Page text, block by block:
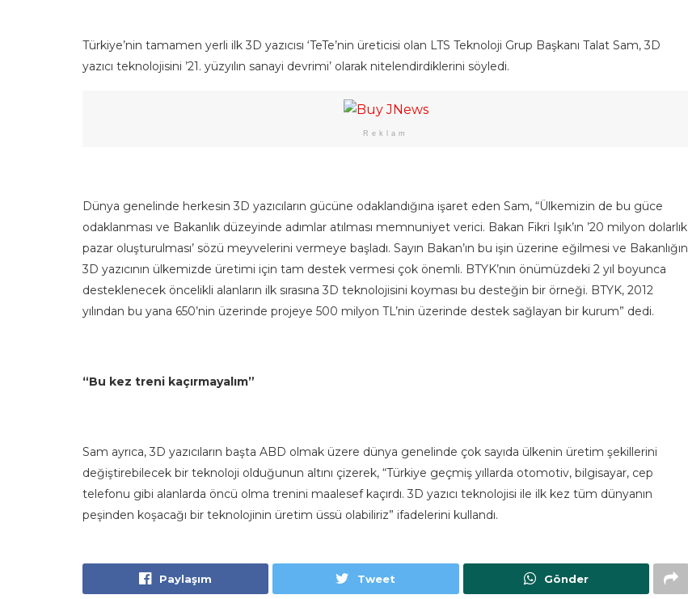
Türkiye’nin tamamen yerli ilk 3D yazıcısı ‘TeTe’nin üreticisi olan LTS Teknoloji Grup Başkanı Talat Sam, 3D
yazıcı teknolojisini ’21. yüzyılın sanayi devrimi’ olarak nitelendirdiklerini söyledi.
Reklam
Dünya genelinde herkesin 3D yazıcıların gücüne odaklandığına işaret eden Sam, “Ülkemizin de bu güce
odaklanması ve Bakanlık düzeyinde adımlar atılması memnuniyet verici. Bakan Fikri Işık’ın ’20 milyon dolarlık
pazar oluşturulması’ sözü meyvelerini vermeye başladı. Sayın Bakan’ın bu işin üzerine eğilmesi ve Bakanlığın
3D yazıcının ülkemizde üretimi için tam destek vermesi çok önemli. BTYK’nın önümüzdeki 2 yıl boyunca
desteklenecek öncelikli alanların ilk sırasına 3D teknolojisini koyması bu desteğin bir örneği. BTYK, 2012
yılından bu yana 650’nin üzerinde projeye 500 milyon TL’nin üzerinde destek sağlayan bir kurum” dedi.
“Bu kez treni kaçırmayalım”
Sam ayrıca, 3D yazıcıların başta ABD olmak üzere dünya genelinde çok sayıda ülkenin üretim şekillerini
değiştirebilecek bir teknoloji olduğunun altını çizerek, “Türkiye geçmiş yıllarda otomotiv, bilgisayar, cep
telefonu gibi alanlarda öncü olma trenini maalesef kaçırdı. 3D yazıcı teknolojisi ile ilk kez tüm dünyanın
peşinden koşacağı bir teknolojinin üretim üssü olabiliriz” ifadelerini kullandı.
Paylaşım Tweet Gönder